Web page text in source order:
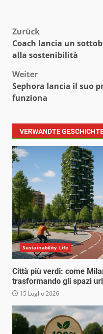
Zurück
Coach lancia un
alla sostenibilità
Weiter
Sephora lancia il suo
funziona
VERWANDTE
Sustainability Life
Città più verdi: come
trasformando gli spazi
15 Luglio 2026